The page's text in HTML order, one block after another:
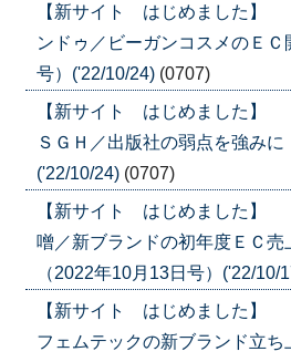
【新サイト はじめました】
ンドゥ／ビーガンコスメのＥＣ
号）('22/10/24) (0707)
【新サイト はじめました】
ＳＧＨ／出版社の弱点を強みに
('22/10/24) (0707)
【新サイト はじめました】
噌／新ブランドの初年度ＥＣ
（2022年10月13日号）('22/10/
【新サイト はじめました】
フェムテックの新ブランド立ち